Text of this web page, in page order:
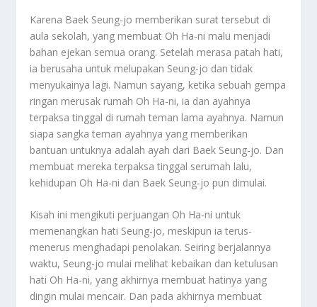
Karena Baek Seung-jo memberikan surat tersebut di
aula sekolah, yang membuat Oh Ha-ni malu menjadi
bahan ejekan semua orang. Setelah merasa patah hati,
ia berusaha untuk melupakan Seung-jo dan tidak
menyukainya lagi. Namun sayang, ketika sebuah gempa
ringan merusak rumah Oh Ha-ni, ia dan ayahnya
terpaksa tinggal di rumah teman lama ayahnya. Namun
siapa sangka teman ayahnya yang memberikan
bantuan untuknya adalah ayah dari Baek Seung-jo. Dan
membuat mereka terpaksa tinggal serumah lalu,
kehidupan Oh Ha-ni dan Baek Seung-jo pun dimulai.
Kisah ini mengikuti perjuangan Oh Ha-ni untuk
memenangkan hati Seung-jo, meskipun ia terus-
menerus menghadapi penolakan. Seiring berjalannya
waktu, Seung-jo mulai melihat kebaikan dan ketulusan
hati Oh Ha-ni, yang akhirnya membuat hatinya yang
dingin mulai mencair. Dan pada akhirnya membuat